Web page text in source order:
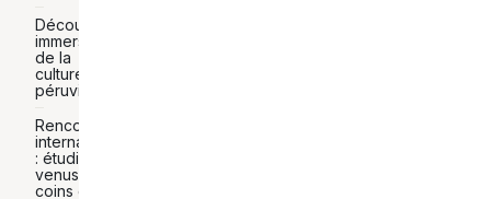
Découverte
immersive
de la
culture
péruvienne
Rencontres
internationales
: étudiants
venus des 4
coins du